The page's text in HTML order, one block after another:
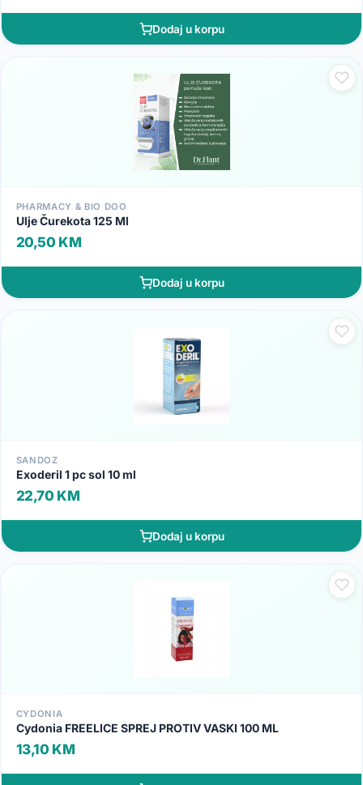
Dodaj u korpu
PHARMACY & BIO DOO
Ulje Čurekota 125 Ml
20,50 KM
Dodaj u korpu
SANDOZ
Exoderil 1 pc sol 10 ml
22,70 KM
Dodaj u korpu
CYDONIA
Cydonia FREELICE SPREJ PROTIV VASKI 100 ML
13,10 KM